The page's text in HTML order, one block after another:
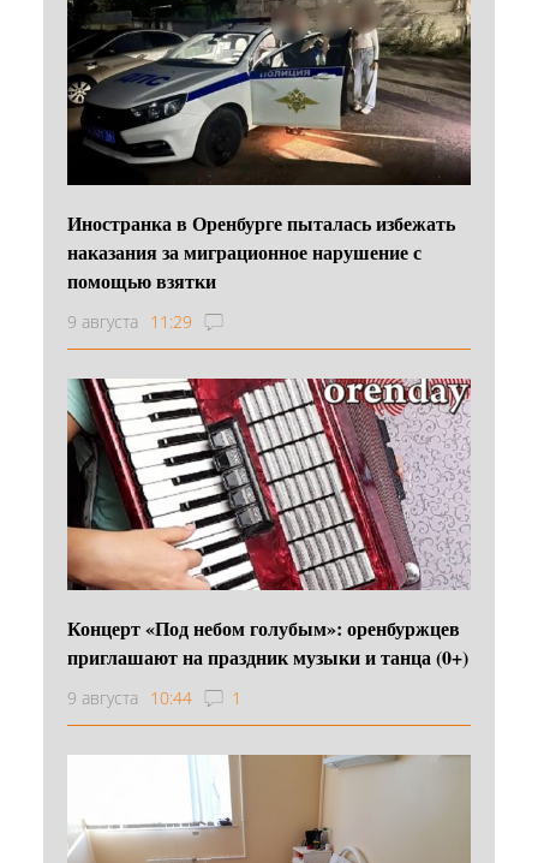
Иностранка в Оренбурге пыталась избежать
наказания за миграционное нарушение с
помощью взятки
9 августа 11:29
Концерт «Под небом голубым»: оренбуржцев
приглашают на праздник музыки и танца (0+)
9 августа 10:44 1